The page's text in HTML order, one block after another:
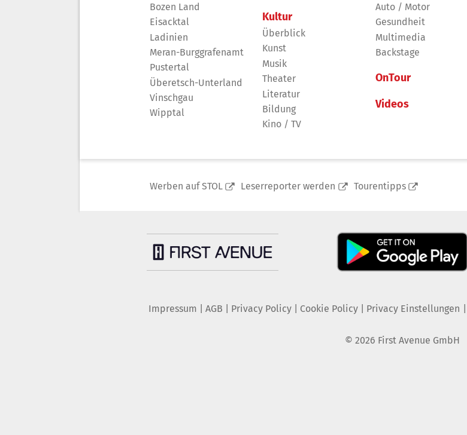
Bozen Land
Eisacktal
Ladinien
Meran-Burggrafenamt
Pustertal
Überetsch-Unterland
Vinschgau
Wipptal
Kultur
Überblick
Kunst
Musik
Theater
Literatur
Bildung
Kino / TV
Auto / Motor
Gesundheit
Multimedia
Backstage
OnTour
Videos
Werben auf STOL Leserreporter werden Tourentipps
Impressum AGB Privacy Policy| Cookie Policy| Privacy Einstellungen
© 2026 First Avenue GmbH